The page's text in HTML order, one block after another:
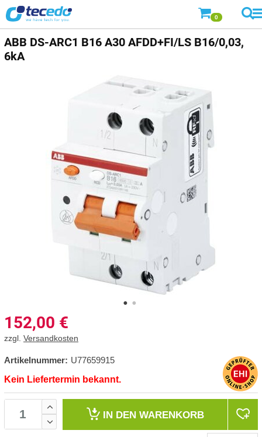
0
ABB DS-ARC1 B16 A30 AFDD+FI/LS B16/0,03,
6kA
152,00 €
zzgl. Versandkosten
Artikelnummer: U77659915
Kein Liefertermin bekannt.
IN DEN WARENKORB